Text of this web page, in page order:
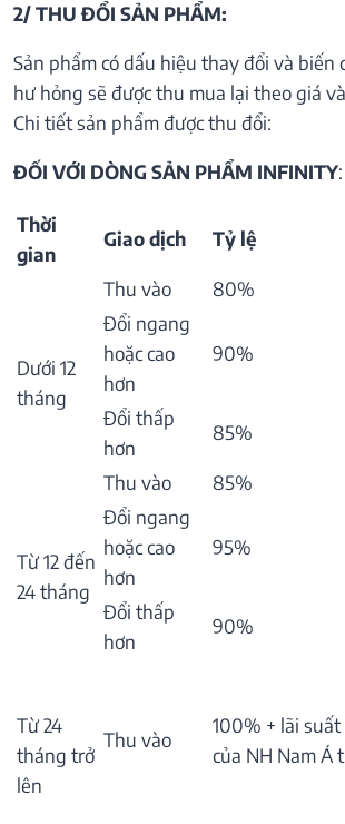
2/ THU ĐỔI SẢN PHẨM:
Sản phẩm có dấu hiệu thay đổi và biến
hư hỏng sẽ được thu mua lại theo giá
Chi tiết sản phẩm được thu đổi:
ĐỐI VỚI DÒNG SẢN PHẨM INFINITY:
Thời
gian
Giao dịch Tỷ lệ
Dưới 12
tháng
Thu vào
80%
Đổi ngang
hoặc cao
hơn
90%
Đổi thấp
hơn
85%
Từ 12 đến
24 tháng
Thu vào
85%
Đổi ngang
hoặc cao
hơn
95%
Đổi thấp
hơn
90%
Từ 24
tháng trở
lên
Thu vào
100% + lãi
của NH Nam Á